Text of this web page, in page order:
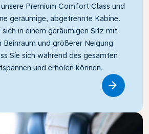
Premium Comfort Class und
geräumige, abgetrennte Kabine.
sich in einem geräumigen Sitz mit
Beinraum und größerer Neigung
Sie sich während des gesamten
und erholen können.